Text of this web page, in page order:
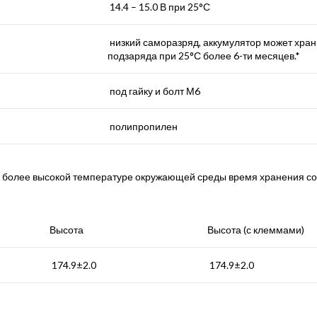
14.4 – 15.0 В при 25°С
низкий саморазряд, аккумулятор может
подзаряда при 25°С более 6-ти месяцев.*
под гайку и болт М6
полипропилен
высокой температуре окружающей среды время хранения
Высота Высота (с клеммами)
174.9±2.0 174.9±2.0